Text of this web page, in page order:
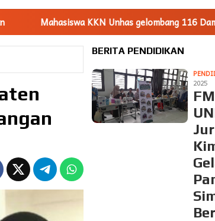
gelombang 116 Dampingi UMKM
BERITA PENDIDIKAN
2025